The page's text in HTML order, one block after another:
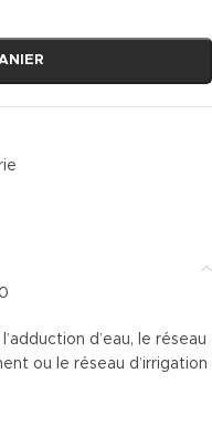
d’eau, le réseau
ou le réseau d’irrigation